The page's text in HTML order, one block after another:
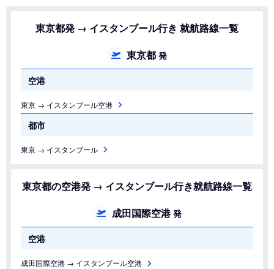
東京都発 → イスタンブール行き 就航路線一覧
東京都 発
空港
東京 → イスタンブール空港
都市
東京 → イスタンブール
東京都の空港発 → イスタンブール行き就航路線一覧
成田国際空港 発
空港
成田国際空港 → イスタンブール空港